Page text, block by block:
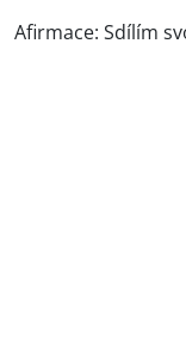
Afirmace: Sdílím